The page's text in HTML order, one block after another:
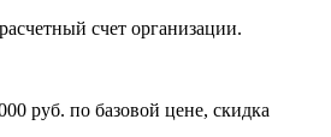
счет организации.
руб. по базовой цене, скидка